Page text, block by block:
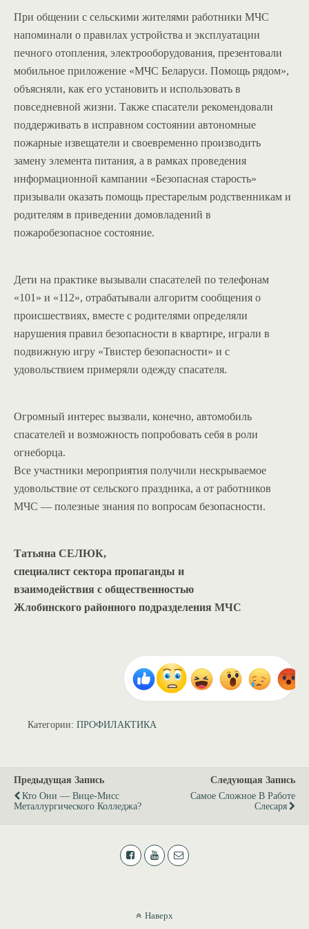
При общении с сельскими жителями работники МЧС
напоминали о правилах устройства и эксплуатации
печного отопления, электрооборудования, презентовали
мобильное приложение «МЧС Беларуси. Помощь рядом»,
объясняли, как его установить и использовать в
повседневной жизни. Также спасатели рекомендовали
поддерживать в исправном состоянии автономные
пожарные извещатели и своевременно производить
замену элемента питания, а в рамках проведения
информационной кампании «Безопасная старость»
призывали оказать помощь престарелым родственникам и
родителям в приведении домовладений в
пожаробезопасное состояние.
Дети на практике вызывали спасателей по телефонам
«101» и «112», отрабатывали алгоритм сообщения о
происшествиях, вместе с родителями определяли
нарушения правил безопасности в квартире, играли в
подвижную игру «Твистер безопасности» и с
удовольствием примеряли одежду спасателя.
Огромный интерес вызвали, конечно, автомобиль
спасателей и возможность попробовать себя в роли
огнеборца.
Все участники мероприятия получили нескрываемое
удовольствие от сельского праздника, а от работников
МЧС — полезные знания по вопросам безопасности.
Татьяна СЕЛЮК,
специалист сектора пропаганды и
взаимодействия с общественностью
Жлобинского районного подразделения МЧС
Категории: ПРОФИЛАКТИКА
Предыдущая Запись
Кто Они — Вице-Мисс
Металлургического Колледжа?
Следующая Запись
Самое Сложное В Работе
Слесаря
Наверх